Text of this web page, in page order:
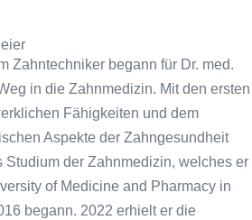
Zahntechniker begann für Dr. med.
in die Zahnmedizin. Mit den ersten
Fähigkeiten und dem
Aspekte der Zahngesundheit
Studium der Zahnmedizin, welches er
of Medicine and Pharmacy in
begann. 2022 erhielt er die